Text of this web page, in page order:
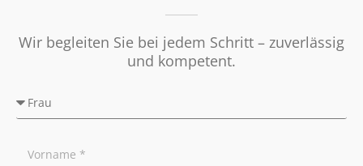
Wir begleiten Sie bei jedem Schritt – zuverlässig
und kompetent.